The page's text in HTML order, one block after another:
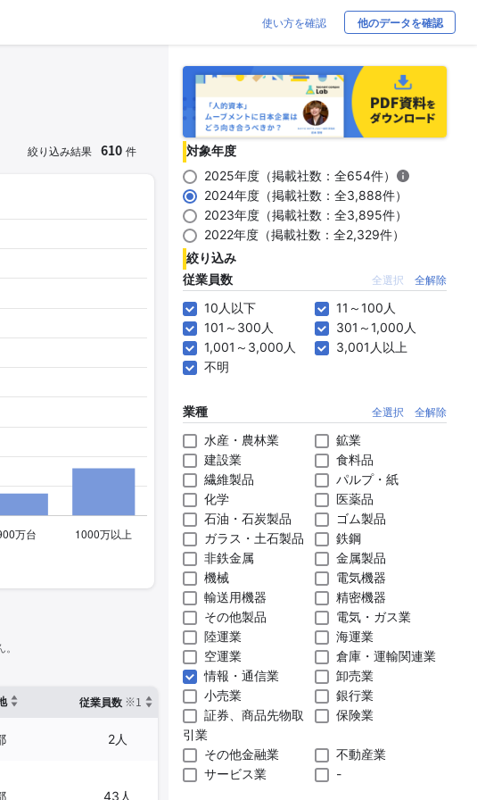
使い方を確認 他のデータを確認
絞り込み結果 610 件
従業員数 ※1 臨時従業員数 確認した有報締日
2人
43人
対象年度
2025年度（掲載社数：全654件）
2024年度（掲載社数：全3,888件）
2023年度（掲載社数：全3,895件）
2022年度（掲載社数：全2,329件）
絞り込み
従業員数
全選択 全解除
10人以下
11～100人
101～300人
301～1,000人
1,001～3,000人
3,001人以上
不明
業種 全選択 全解除
水産・農林業
鉱業
建設業
食料品
繊維製品
パルプ・紙
化学
医薬品
石油・石炭製品
ゴム製品
ガラス・土石製品
鉄鋼
非鉄金属
金属製品
機械
電気機器
輸送用機器
精密機器
その他製品
電気・ガス業
陸運業
海運業
空運業
倉庫・運輸関連業
情報・通信業
卸売業
小売業
銀行業
証券、商品先物取
引業
保険業
その他金融業
不動産業
サービス業
-